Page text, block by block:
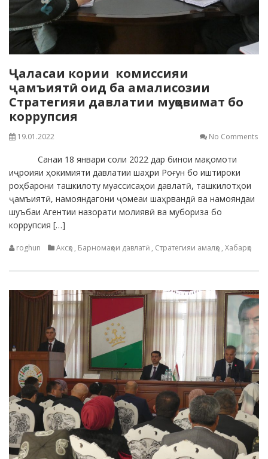
Ҷаласаи кории комиссияи
ҷамъиятӣ оид ба амалисозии
Стратегияи давлатии муқовимат бо
коррупсия
19.01.2022 No Comments
Санаи 18 январи соли 2022 дар бинои мақомоти
иҷроияи ҳокимияти давлатии шаҳри Роғун бо иштироки
роҳбарони ташкилоту муассисаҳои давлатӣ, ташкилотҳои
ҷамъиятӣ, намояндагони ҷомеаи шаҳрвандӣ ва намояндаи
шуъбаи Агентии назорати молиявӣ ва мубориза бо
коррупсия […]
roghun Аксҳо , Барномаҳои давлатӣ , Стратегияи амалҳо , Хабарҳо